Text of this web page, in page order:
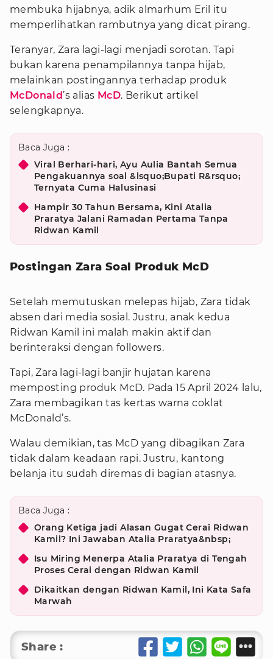
membuka hijabnya, adik almarhum Eril itu
memperlihatkan rambutnya yang dicat pirang.
Teranyar, Zara lagi-lagi menjadi sorotan. Tapi
bukan karena penampilannya tanpa hijab,
melainkan postingannya terhadap produk
McDonald’s alias McD. Berikut artikel
selengkapnya.
Baca Juga :
Viral Berhari-hari, Ayu Aulia Bantah Semua
Pengakuannya soal &lsquo;Bupati R&rsquo;
Ternyata Cuma Halusinasi
Hampir 30 Tahun Bersama, Kini Atalia
Praratya Jalani Ramadan Pertama Tanpa
Ridwan Kamil
Postingan Zara Soal Produk McD
Setelah memutuskan melepas hijab, Zara tidak
absen dari media sosial. Justru, anak kedua
Ridwan Kamil ini malah makin aktif dan
berinteraksi dengan followers.
Tapi, Zara lagi-lagi banjir hujatan karena
memposting produk McD. Pada 15 April 2024 lalu,
Zara membagikan tas kertas warna coklat
McDonald’s.
Walau demikian, tas McD yang dibagikan Zara
tidak dalam keadaan rapi. Justru, kantong
belanja itu sudah diremas di bagian atasnya.
Baca Juga :
Orang Ketiga jadi Alasan Gugat Cerai Ridwan
Kamil? Ini Jawaban Atalia Praratya&nbsp;
Isu Miring Menerpa Atalia Praratya di Tengah
Proses Cerai dengan Ridwan Kamil
Dikaitkan dengan Ridwan Kamil, Ini Kata Safa
Marwah
Share :